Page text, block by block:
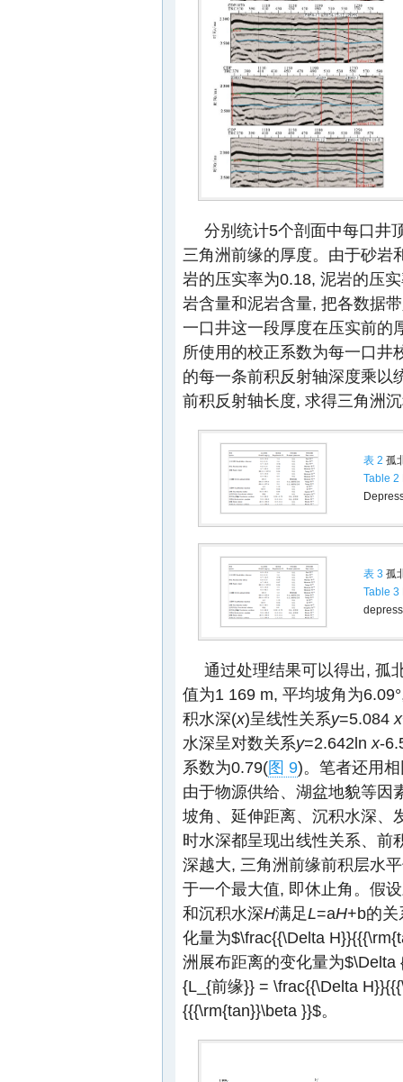
分别统计5个剖面中每口井
三角洲前缘的厚度。由于砂岩
岩的压实率为0.18, 泥岩的压
岩含量和泥岩含量, 把各数据
一口井这一段厚度在压实前的
所使用的校正系数为每一口井
的每一条前积反射轴深度乘以
前积反射轴长度, 求得三角洲
表 2 孤
Table 2
表 3 孤
Table 3
通过处理结果可以得出, 孤
值为1 169 m, 平均坡角为
积水深(x)呈线性关系y=5.084 x
水深呈对数关系y=2.642ln x-
系数为0.79(图 9)。笔者还用
由于物源供给、湖盆地貌等因
坡角、延伸距离、沉积水深、
时水深都呈现出线性关系、前
深越大, 三角洲前缘前积层水
于一个最大值, 即休止角。假
和沉积水深H满足L=aH+b的关
化量为$\frac{{\Delta
洲展布距离的变化量为$\Delta
{L_{前缘}} = \frac{{\Delta
{{{\rm{tan}}\beta }}$。